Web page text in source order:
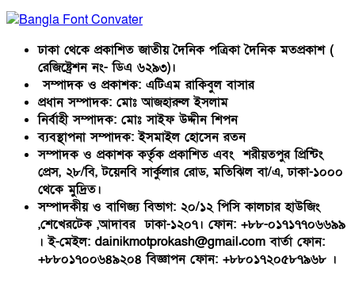
ঢাকা থেকে প্রকাশিত জাতীয় দৈনিক পত্রিকা দৈনিক মতপ্রকাশ (
রেজিষ্ট্রেশন নং- ডিএ ৬২৯৩)।
সম্পাদক ও প্রকাশক: এটিএম রাকিবুল বাসার
প্রধান সম্পাদক: মোঃ আজহারুল ইসলাম
নির্বাহী সম্পাদক: মোঃ সাইফ উদ্দীন শিপন
ব্যবস্থাপনা সম্পাদক: ইসমাইল হোসেন রতন
সম্পাদক ও প্রকাশক কর্তৃক প্রকাশিত এবং শরীয়তপুর প্রিন্টিং
প্রেস, ২৮/বি, টয়েনবি সার্কুলার রোড, মতিঝিল বা/এ, ঢাকা-১০০০
থেকে মুদ্রিত।
সম্পাদকীয় ও বাণিজ্য বিভাগ: ২০/১২ পিসি কালচার হাউজিং
,শেখেরটেক ,আদাবর ঢাকা-১২০৭। ফোন: +৮৮-০১৭১৭৭০৬৬৯৯
। ই-মেইল: dainikmotprokash@gmail.com বার্তা ফোন:
+৮৮০১৭০০৬৪৯২০৪ বিজ্ঞাপন ফোন: +৮৮০১৭২০৫৮৭৯৬৮ ।